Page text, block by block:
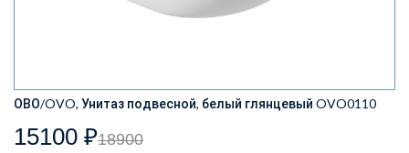
ОВО/OVO, Унитаз подвесной, белый глянцевый OVO0110
15100 ₽18900